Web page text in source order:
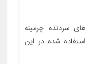
سردنده چرمینه
شده در این